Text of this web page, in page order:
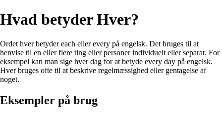
Hvad betyder Hver?
Ordet hver betyder each eller every på engelsk. Det bruges til at
henvise til en eller flere ting eller personer individuelt eller separat. For
eksempel kan man sige hver dag for at betyde every day på engelsk.
Hver bruges ofte til at beskrive regelmæssighed eller gentagelse af
noget.
Eksempler på brug